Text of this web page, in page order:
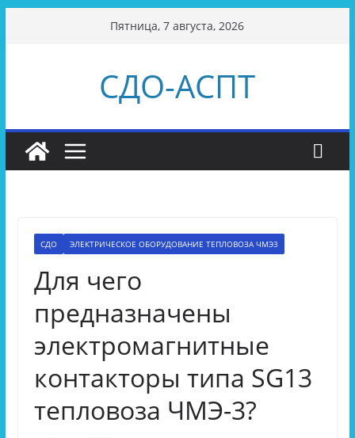
Пятница, 7 августа, 2026
СДО-АСПТ
СДО ЭЛЕКТРИЧЕСКОЕ ОБОРУДОВАНИЕ ТЕПЛОВОЗА ЧМЭ3
Для чего
предназначены
электромагнитные
контакторы типа SG13
тепловоза ЧМЭ-3?